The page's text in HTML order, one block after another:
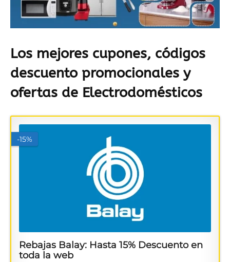
Los mejores cupones, códigos
descuento promocionales y
ofertas de Electrodomésticos
-15%
Rebajas Balay: Hasta 15% Descuento en
toda la web